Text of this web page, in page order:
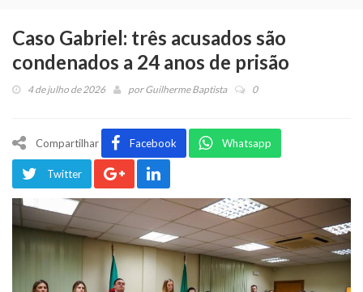
Caso Gabriel: três acusados são
condenados a 24 anos de prisão
4 de julho de 2026 porGuilherme Baptista 0
Compartilhar Facebook Whatsapp
Twitter